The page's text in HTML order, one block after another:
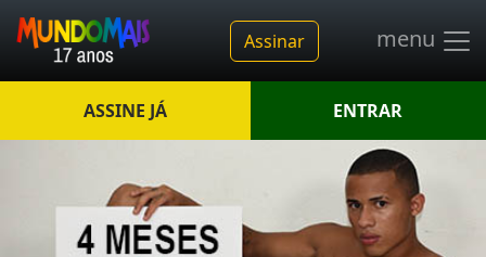
Assinar menu
ASSINE JÁ ENTRAR